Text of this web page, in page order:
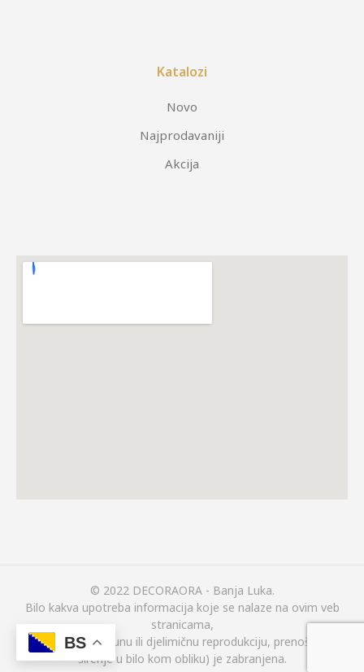
Katalozi
Novo
Najprodavaniji
Akcija
© 2022 DECORAORA - Banja Luka.
Bilo kakva upotreba informacija koje se nalaze na ovim veb
stranicama,
(uključujući i potpunu ili djelimičnu reprodukciju, prenošenje ili
širenje u bilo kom obliku) je zabranjena.
BS